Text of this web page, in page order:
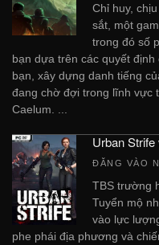
Chỉ huy,
sắt, một
trong đó số
bạn dựa trên các quyết
bạn, xây dựng danh tiếng
đang chờ đợi trong lĩnh vực
Caelum. ...
Urban
ĐĂNG VÀO
TBS trường
Tuyển mộ
vào lực
phe phái địa phương và